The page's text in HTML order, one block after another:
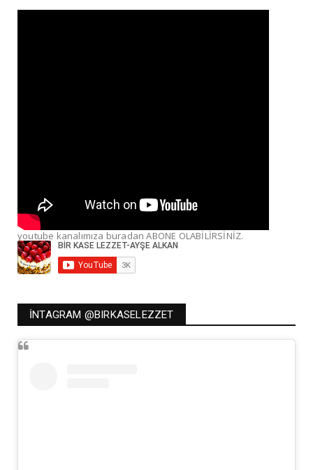
youtube kanalımıza buradan ABONE OLABİLİRSİNİZ.
İNTAGRAM @BIRKASELEZZET